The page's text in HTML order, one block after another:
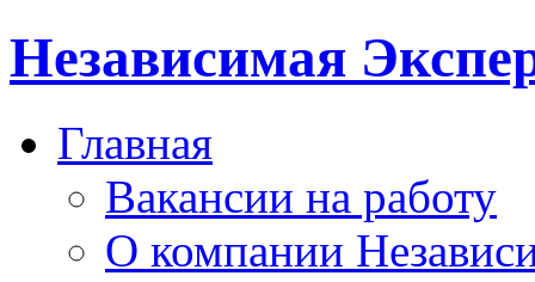
Независимая
Главная
Вакансии на работу
О компании